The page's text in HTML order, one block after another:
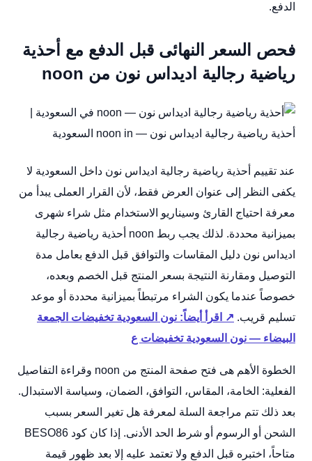
الدفع.
فحص السعر النهائى قبل الدفع مع أحذية
رياضية رجالية اديداس نون من noon
عند تقييم أحذية رياضية رجالية اديداس نون داخل السعودية لا
يكفى النظر إلى عنوان العرض فقط، لأن القرار العملى يبدأ من
معرفة احتياج القارئ وسيناريو الاستخدام مثل شراء شهرى
بميزانية محددة. لذلك يجب ربط noon أحذية رياضية رجالية
اديداس نون دليل المقاسات والتوافق قبل الدفع بعامل مدة
التوصيل ومقارنة النتيجة بسعر المنتج قبل الخصم وبعده،
خصوصاً عندما يكون الشراء مرتبطاً بميزانية محددة أو موعد
تسليم قريب. ↗ اقرأ أيضاً: نون السعودية تخفيضات الجمعة
البيضاء — نون السعودية تخفيضات ع
الخطوة الأهم هى فتح صفحة المنتج من noon وقراءة التفاصيل
الفعلية: الخامة، المقاس، التوافق، الضمان، وسياسة الاستبدال.
بعد ذلك تتم مراجعة السلة لمعرفة هل تغير السعر بسبب
الشحن أو الرسوم أو شرط الحد الأدنى. إذا كان كود BESO86
متاحاً، اختبره قبل الدفع ولا تعتمد عليه إلا بعد ظهور قيمة